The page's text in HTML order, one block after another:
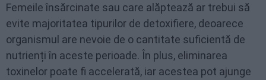
Femeile însărcinate sau care alăptează ar trebui să
evite majoritatea tipurilor de detoxifiere, deoarece
organismul are nevoie de o cantitate suficientă de
nutrienți în aceste perioade. În plus, eliminarea
toxinelor poate fi accelerată, iar acestea pot ajunge